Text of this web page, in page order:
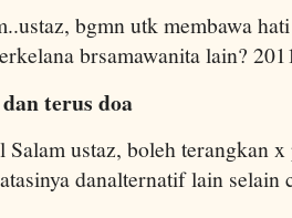
bgmn utk membawa
brsamawanita lain?
terus doa
Salam ustaz, boleh terangkan
danalternatif lain